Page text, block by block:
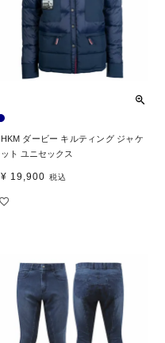
HKM ダービー キルティング ジャケ
ット ユニセックス
¥ 19,900 税込